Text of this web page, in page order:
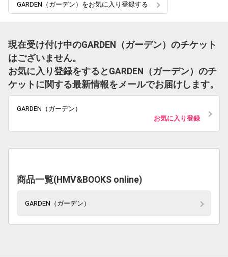
GARDEN（ガーデン）をお気に入り登録する
現在受け付け中のGARDEN（ガーデン）のチケット
はございません。
お気に入り登録をするとGARDEN（ガーデン）のチ
ケットに関する最新情報をメールでお届けします。
GARDEN（ガーデン）
お気に入り登録
商品一覧(HMV&BOOKS online)
GARDEN（ガーデン）